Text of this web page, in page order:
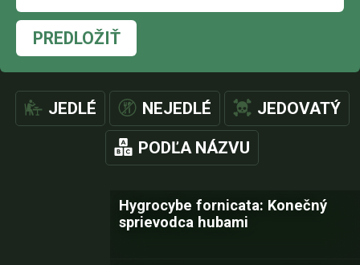
PREDLOŽIŤ
JEDLÉ NEJEDLÉ JEDOVATÝ
PODĽA NÁZVU
Hygrocybe fornicata: Konečný
sprievodca hubami